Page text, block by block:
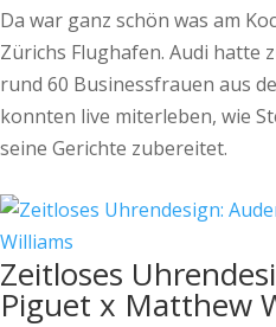
Da war ganz schön was am
Zürichs Flughafen. Audi hatte
rund 60 Businessfrauen aus
konnten live miterleben, wie
seine Gerichte zubereitet.
Zeitloses
Piguet x Matthew